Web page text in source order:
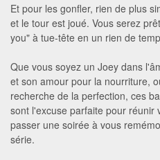
Et pour les gonfler, rien de plus
et le tour est joué. Vous serez
you" à tue-tête en un rien de
Que vous soyez un Joey dans
et son amour pour la nourriture,
recherche de la perfection, ces
sont l'excuse parfaite pour réunir
passer une soirée à vous
série.